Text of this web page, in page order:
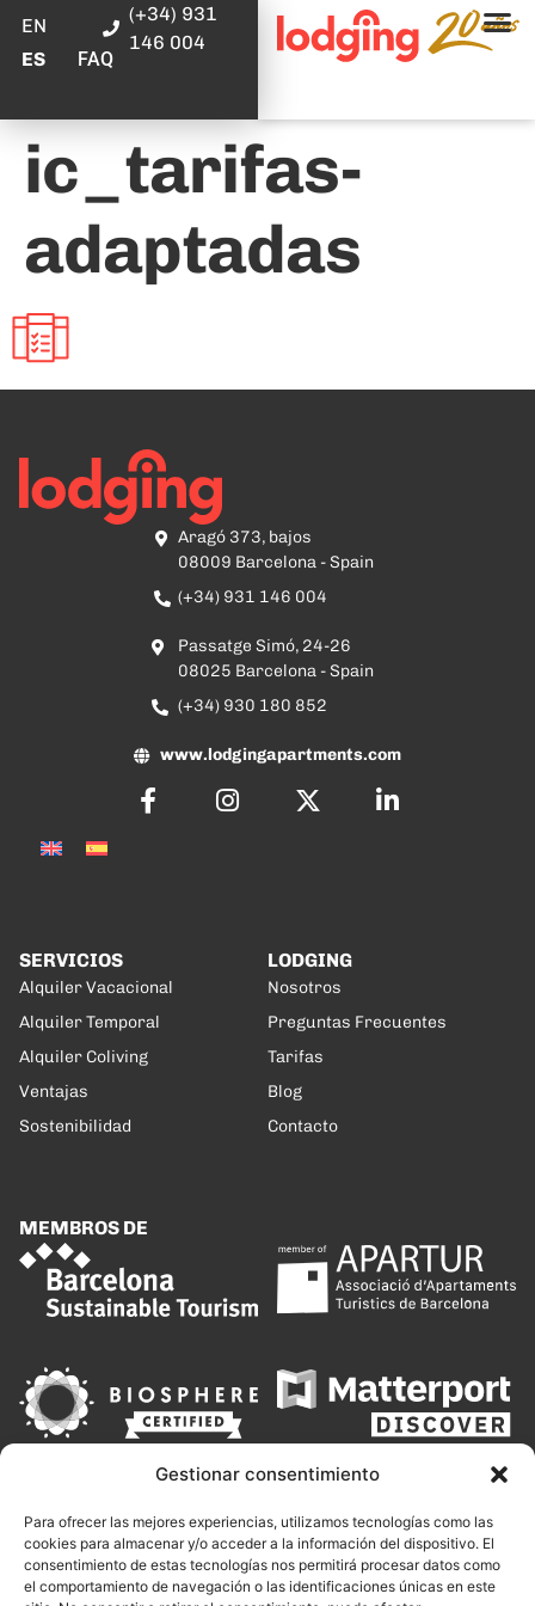
Gestionar consentimiento
Para ofrecer las mejores experiencias, utilizamos tecnologías como las
cookies para almacenar y/o acceder a la información del dispositivo. El
consentimiento de estas tecnologías nos permitirá procesar datos como
el comportamiento de navegación o las identificaciones únicas en este
EN
ES
FAQ
(+34) 931
146 004
ic_tarifas-
adaptadas
Aragó 373, bajos
08009 Barcelona - Spain
(+34) 931 146 004
Passatge Simó, 24-26
08025 Barcelona - Spain
(+34) 930 180 852
www.lodgingapartments.com
SERVICIOS
Alquiler Vacacional
Alquiler Temporal
Alquiler Coliving
Ventajas
Sostenibilidad
LODGING
Nosotros
Preguntas Frecuentes
Tarifas
Blog
Contacto
MEMBROS DE